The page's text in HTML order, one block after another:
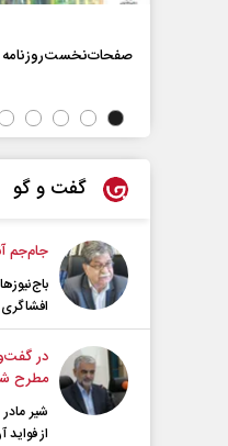
صفحات‌نخست‌روزنامه ها‌ی
گفت و گو
جام‌جم
افشاگری
در
مطرح
شیر
از